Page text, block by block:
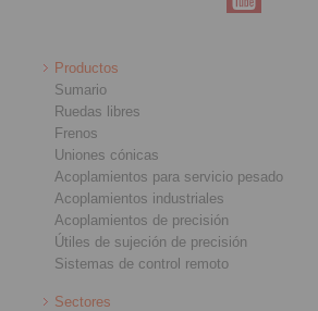
Productos
Sumario
Ruedas libres
Frenos
Uniones cónicas
Acoplamientos para servicio pesado
Acoplamientos industriales
Acoplamientos de precisión
Útiles de sujeción de precisión
Sistemas de control remoto
Sectores